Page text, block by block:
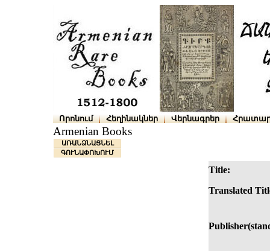
Որոնում Հեղինակներ Վերնագրեր
Armenian Books
ԱՌԱՆՁՆԱՑՆԵԼ
ԳՈՒՆԱՓՈԽՈՒՄ
Title:
Translated